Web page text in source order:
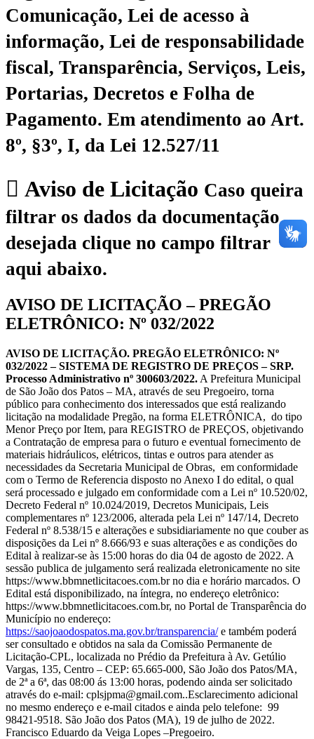
Comunicação, Lei de acesso à
informação, Lei de responsabilidade
fiscal, Transparência, Serviços, Leis,
Portarias, Decretos e Folha de
Pagamento. Em atendimento ao Art.
8º, §3º, I, da Lei 12.527/11
Aviso de Licitação Caso queira
filtrar os dados da documentação
desejada clique no campo filtrar
aqui abaixo.
AVISO DE LICITAÇÃO – PREGÃO
ELETRÔNICO: Nº 032/2022
AVISO DE LICITAÇÃO. PREGÃO ELETRÔNICO: Nº
032/2022 – SISTEMA DE REGISTRO DE PREÇOS – SRP.
Processo Administrativo nº 300603/2022. A Prefeitura Municipal
de São João dos Patos – MA, através de seu Pregoeiro, torna
público para conhecimento dos interessados que está realizando
licitação na modalidade Pregão, na forma ELETRÔNICA, do tipo
Menor Preço por Item, para REGISTRO de PREÇOS, objetivando
a Contratação de empresa para o futuro e eventual fornecimento de
materiais hidráulicos, elétricos, tintas e outros para atender as
necessidades da Secretaria Municipal de Obras, em conformidade
com o Termo de Referencia disposto no Anexo I do edital, o qual
será processado e julgado em conformidade com a Lei nº 10.520/02,
Decreto Federal nº 10.024/2019, Decretos Municipais, Leis
complementares nº 123/2006, alterada pela Lei nº 147/14, Decreto
Federal nº 8.538/15 e alterações e subsidiariamente no que couber as
disposições da Lei nº 8.666/93 e suas alterações e as condições do
Edital à realizar-se às 15:00 horas do dia 04 de agosto de 2022. A
sessão publica de julgamento será realizada eletronicamente no site
https://www.bbmnetlicitacoes.com.br no dia e horário marcados. O
Edital está disponibilizado, na íntegra, no endereço eletrônico:
https://www.bbmnetlicitacoes.com.br, no Portal de Transparência do
Município no endereço:
https://saojoaodospatos.ma.gov.br/transparencia/e também poderá
ser consultado e obtidos na sala da Comissão Permanente de
Licitação-CPL, localizada no Prédio da Prefeitura à Av. Getúlio
Vargas, 135, Centro – CEP: 65.665-000, São João dos Patos/MA,
de 2ª a 6ª, das 08:00 ás 13:00 horas, podendo ainda ser solicitado
através do e-mail: cplsjpma@gmail.com..Esclarecimento adicional
no mesmo endereço e e-mail citados e ainda pelo telefone: 99
98421-9518. São João dos Patos (MA), 19 de julho de 2022.
Francisco Eduardo da Veiga Lopes –Pregoeiro.